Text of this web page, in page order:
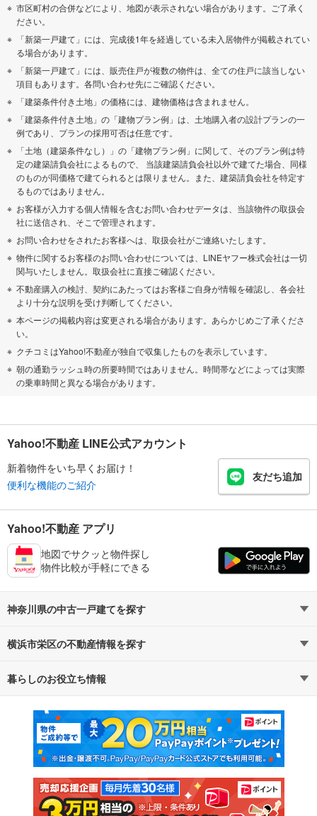
市区町村の合併などにより、地図が表示されない場合があります。ご了承く
ださい。
「新築一戸建て」には、完成後1年を経過している未入居物件が掲載されてい
る場合があります。
「新築一戸建て」には、販売住戸が複数の物件は、全ての住戸に該当しない
項目もあります。各問い合わせ先にご確認ください。
「建築条件付き土地」の価格には、建物価格は含まれません。
「建築条件付き土地」の「建物プラン例」は、土地購入者の設計プランの一
例であり、プランの採用可否は任意です。
「土地（建築条件なし）」の「建物プラン例」に関して、そのプラン例は特
定の建築請負会社によるもので、 当該建築請負会社以外で建てた場合、同様
のものが同価格で建てられるとは限りません。また、建築請負会社を特定す
るものではありません。
お客様が入力する個人情報を含むお問い合わせデータは、当該物件の取扱会
社に送信され、そこで管理されます。
お問い合わせをされたお客様へは、取扱会社がご連絡いたします。
物件に関するお客様のお問い合わせについては、LINEヤフー株式会社は一切
関与いたしません。取扱会社に直接ご確認ください。
不動産購入の検討、契約にあたってはお客様ご自身が情報を確認し、各会社
より十分な説明を受け判断してください。
本ページの掲載内容は変更される場合があります。あらかじめご了承くださ
い。
クチコミはYahoo!不動産が独自で収集したものを表示しています。
朝の通勤ラッシュ時の所要時間ではありません。時間帯などによっては実際
の乗車時間と異なる場合があります。
Yahoo!不動産 LINE公式アカウント
新着物件をいち早くお届け！
便利な機能のご紹介
友だち追加
Yahoo!不動産 アプリ
地図でサクッと物件探し
物件比較が手軽にできる
神奈川県の中古一戸建てを探す
路線・駅から探す
通勤・通学時間から探す
横浜市栄区の不動産情報を探す
不動産・住宅
新築マンション 中古マンション
新築一戸建て 中古一戸建て
注文住宅 土地
暮らしのお役立ち情報
マンションカタログ 教えて！住まいの先生